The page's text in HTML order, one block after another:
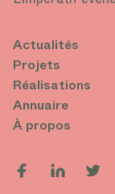
Actualités
Projets
Réalisations
Annuaire
À propos